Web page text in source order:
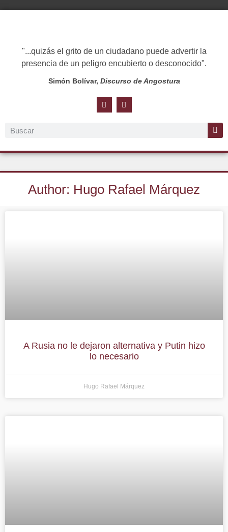
"...quizás el grito de un ciudadano puede advertir la
presencia de un peligro encubierto o desconocido".
Simón Bolívar, Discurso de Angostura
Author: Hugo Rafael Márquez
A Rusia no le dejaron alternativa y Putin hizo
lo necesario
Hugo Rafael Márquez